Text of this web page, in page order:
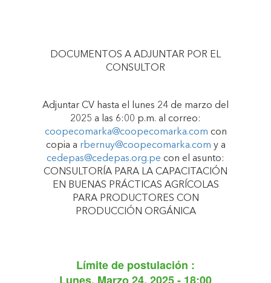
DOCUMENTOS A ADJUNTAR POR EL
CONSULTOR
Adjuntar CV hasta el lunes 24 de marzo del
2025 a las 6:00 p.m. al correo:
coopecomarka@coopecomarka.com con
copia a rbernuy@coopecomarka.com y a
cedepas@cedepas.org.pe con el asunto:
CONSULTORÍA PARA LA CAPACITACIÓN
EN BUENAS PRÁCTICAS AGRÍCOLAS
PARA PRODUCTORES CON
PRODUCCIÓN ORGÁNICA
Límite de postulación :